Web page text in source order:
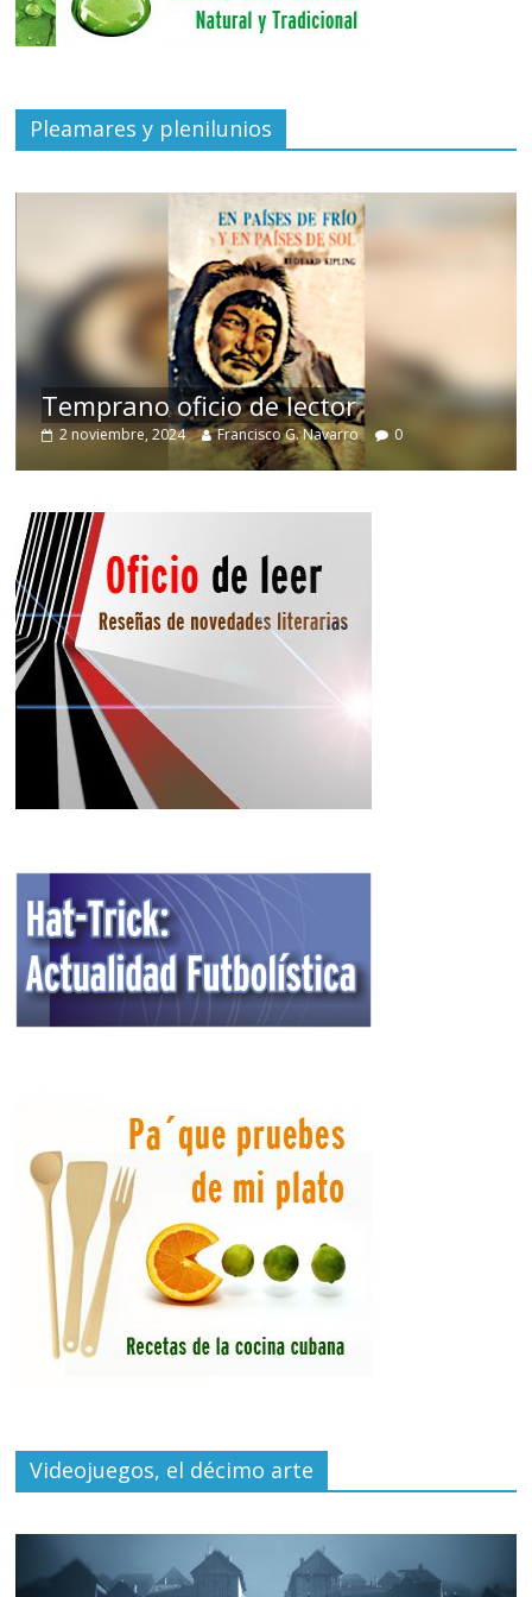
Pleamares y plenilunios
Temprano oficio de lector
2 noviembre, 2024 Francisco G. Navarro 0
Videojuegos, el décimo arte